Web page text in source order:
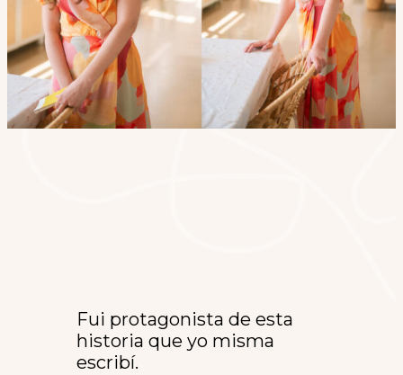
Fui protagonista de esta
historia que yo misma
escribí.